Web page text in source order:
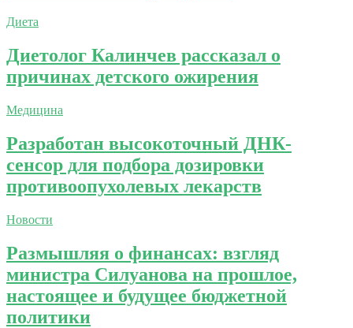
Диета
Диетолог Калинчев рассказал о
причинах детского ожирения
Медицина
Разработан высокоточный ДНК-
сенсор для подбора дозировки
противоопухолевых лекарств
Новости
Размышляя о финансах: взгляд
министра Силуанова на прошлое,
настоящее и будущее бюджетной
политики